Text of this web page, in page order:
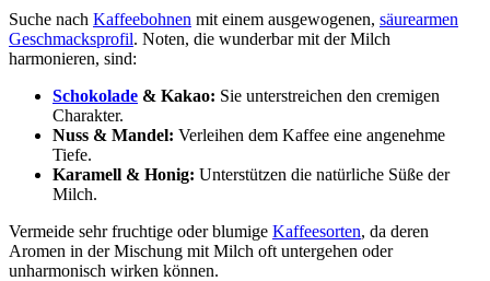
Suche nach Kaffeebohnen mit einem ausgewogenen, säurearmen
Geschmacksprofil. Noten, die wunderbar mit der Milch
harmonieren, sind:
Schokolade & Kakao: Sie unterstreichen den cremigen
Charakter.
Nuss & Mandel: Verleihen dem Kaffee eine angenehme
Tiefe.
Karamell & Honig: Unterstützen die natürliche Süße der
Milch.
Vermeide sehr fruchtige oder blumige Kaffeesorten, da deren
Aromen in der Mischung mit Milch oft untergehen oder
unharmonisch wirken können.